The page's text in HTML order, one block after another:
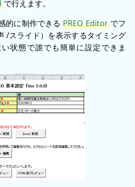
で行えます。
的に制作できる PREO Editor でフ
/スライド）を表示するタイミング
状態で誰でも簡単に設定できま